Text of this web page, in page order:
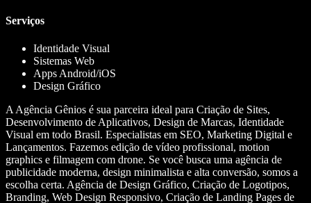
Serviços
Identidade Visual
Sistemas Web
Apps Android/iOS
Design Gráfico
A Agência Gênios é sua parceira ideal para Criação de Sites,
Desenvolvimento de Aplicativos, Design de Marcas, Identidade
Visual em todo Brasil. Especialistas em SEO, Marketing Digital e
Lançamentos. Fazemos edição de vídeo profissional, motion
graphics e filmagem com drone. Se você busca uma agência de
publicidade moderna, design minimalista e alta conversão, somos a
escolha certa. Agência de Design Gráfico, Criação de Logotipos,
Branding, Web Design Responsivo, Criação de Landing Pages de